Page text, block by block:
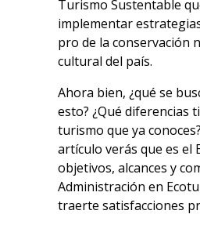
Turismo Sustentable
implementar
pro de la conservación
cultural del país.
Ahora bien, ¿qué se
esto? ¿Qué diferencias
turismo que ya
artículo verás que es el
objetivos, alcances y
Administración en
traerte satisfacciones